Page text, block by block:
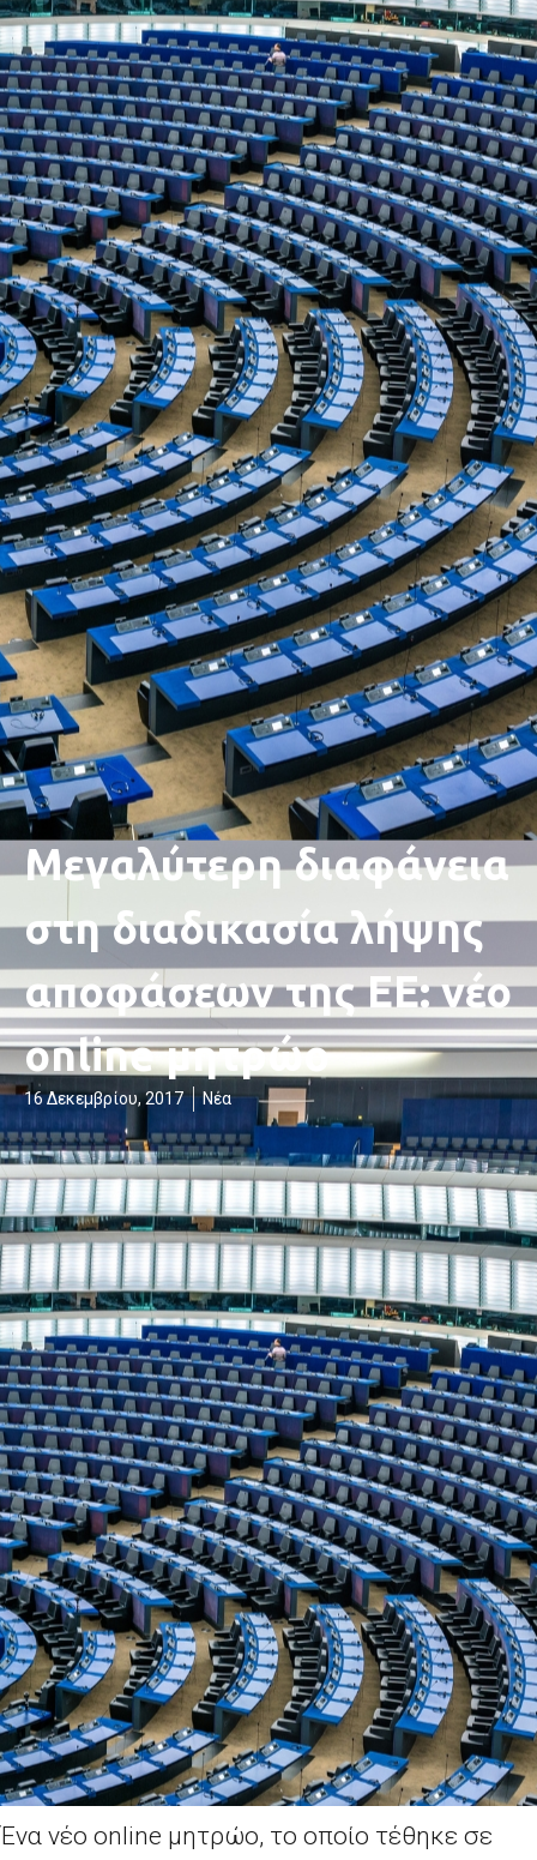
Μεγαλύτερη διαφάνεια
στη διαδικασία λήψης
αποφάσεων της ΕΕ: νέο
online μητρώο
16 Δεκεμβρίου, 2017 Νέα
Ένα νέο online μητρώο, το οποίο τέθηκε σε